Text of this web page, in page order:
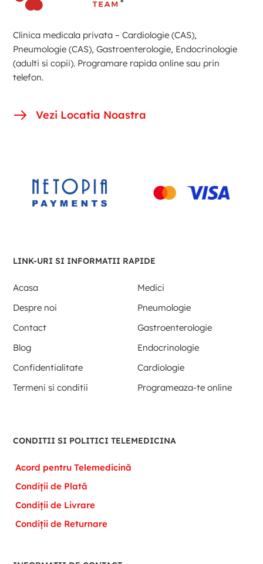
Clinica medicala privata – Cardiologie (CAS),
Pneumologie (CAS), Gastroenterologie, Endocrinologie
(adulti si copii). Programare rapida online sau prin
telefon.
Vezi Locatia Noastra
LINK-URI SI INFORMATII RAPIDE
Acasa
Medici
Despre noi
Pneumologie
Contact
Gastroenterologie
Blog
Endocrinologie
Confidentialitate
Cardiologie
Termeni si conditii
Programeaza-te online
CONDITII SI POLITICI TELEMEDICINA
Acord pentru Telemedicină
Condiții de Plată
Condiții de Livrare
Condiții de Returnare